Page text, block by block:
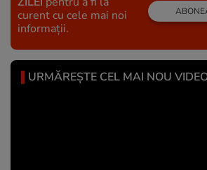
curent cu cele mai noi
informații.
URMĂREȘTE CEL MAI NOU